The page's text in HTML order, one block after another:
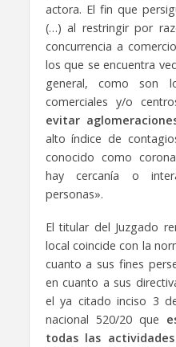
actora. El fin que
(…) al restringir por
concurrencia a
los que se encuentra
general, como son
comerciales y/o
evitar
alto índice de
conocido como
hay cercanía o
personas».
El titular del Juzgado
local coincide con la
cuanto a sus fines
en cuanto a sus
el ya citado inciso 3
nacional 520/20 que
todas las